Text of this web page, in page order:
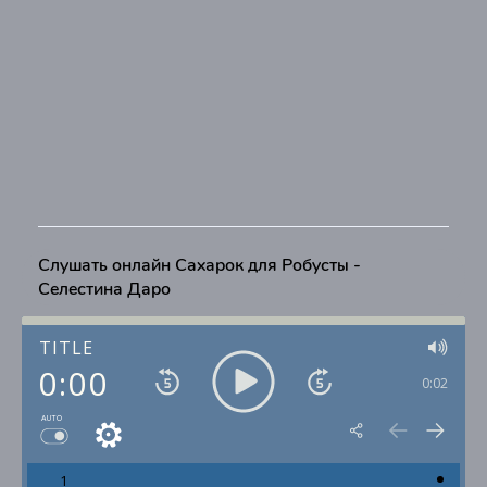
Слушать онлайн Сахарок для Робусты -
Селестина Даро
TITLE
0:00 0:02
AUTO
1